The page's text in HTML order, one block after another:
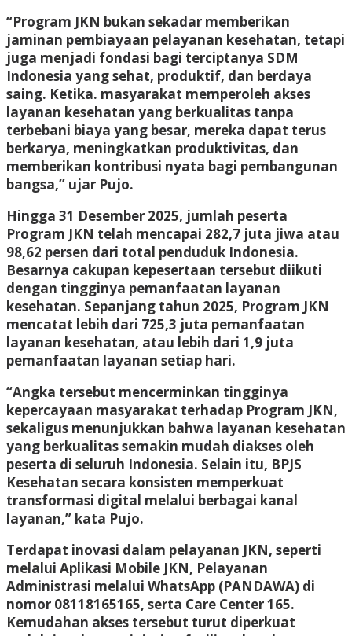
“Program JKN bukan sekadar memberikan
jaminan pembiayaan pelayanan kesehatan, tetapi
juga menjadi fondasi bagi terciptanya SDM
Indonesia yang sehat, produktif, dan berdaya
saing. Ketika. masyarakat memperoleh akses
layanan kesehatan yang berkualitas tanpa
terbebani biaya yang besar, mereka dapat terus
berkarya, meningkatkan produktivitas, dan
memberikan kontribusi nyata bagi pembangunan
bangsa,” ujar Pujo.
Hingga 31 Desember 2025, jumlah peserta
Program JKN telah mencapai 282,7 juta jiwa atau
98,62 persen dari total penduduk Indonesia.
Besarnya cakupan kepesertaan tersebut diikuti
dengan tingginya pemanfaatan layanan
kesehatan. Sepanjang tahun 2025, Program JKN
mencatat lebih dari 725,3 juta pemanfaatan
layanan kesehatan, atau lebih dari 1,9 juta
pemanfaatan layanan setiap hari.
“Angka tersebut mencerminkan tingginya
kepercayaan masyarakat terhadap Program JKN,
sekaligus menunjukkan bahwa layanan kesehatan
yang berkualitas semakin mudah diakses oleh
peserta di seluruh Indonesia. Selain itu, BPJS
Kesehatan secara konsisten memperkuat
transformasi digital melalui berbagai kanal
layanan,” kata Pujo.
Terdapat inovasi dalam pelayanan JKN, seperti
melalui Aplikasi Mobile JKN, Pelayanan
Administrasi melalui WhatsApp (PANDAWA) di
nomor 08118165165, serta Care Center 165.
Kemudahan akses tersebut turut diperkuat